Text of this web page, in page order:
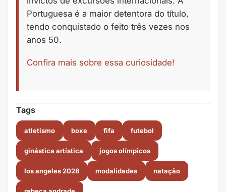
Portuguesa é a maior detentora do título,
tendo conquistado o feito três vezes nos
anos 50.
Confira mais sobre essa curiosidade!
Tags
atletismo boxe fifa futebol
ginástica artística jogos olímpicos
los angeles 2028 modalidades natação